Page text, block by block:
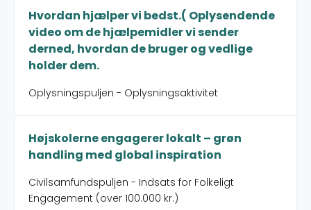
Hvordan hjælper vi bedst.( Oplysendende
video om de hjælpemidler vi sender
derned, hvordan de bruger og vedlige
holder dem.
Oplysningspuljen - Oplysningsaktivitet
Højskolerne engagerer lokalt – grøn
handling med global inspiration
Civilsamfundspuljen - Indsats for Folkeligt
Engagement (over 100.000 kr.)